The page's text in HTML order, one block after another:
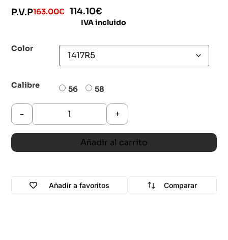
P.V.P163.00€ 114.10€
IVA incluido
Color
Calibre 56 58
- +
Añadir al carrito
Añadir a favoritos Comparar